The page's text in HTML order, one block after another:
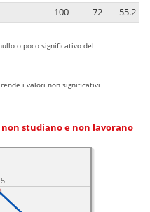
100 72 55.2
o poco significativo del
i valori non significativi
non studiano e non lavorano